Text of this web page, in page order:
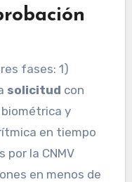
fases: 1)
solicitud con
y
en tiempo
la CNMV
en menos de